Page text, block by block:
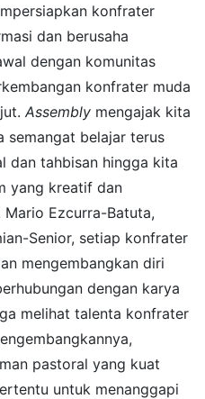
konfrater
dan berusaha
dengan komunitas
konfrater muda
Assembly mengajak kita
semangat belajar terus
dan tahbisan hingga kita
yang kreatif dan
Ezcurra-Batuta,
Senior, setiap konfrater
mengembangkan diri
dengan karya
melihat talenta konfrater
pastoral yang kuat
untuk menanggapi